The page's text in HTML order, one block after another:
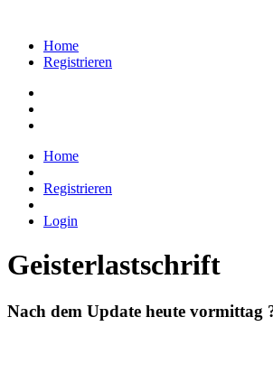
Home
Registrieren
Home
Registrieren
Login
Geisterlastschrift
Nach dem Update heute vormittag